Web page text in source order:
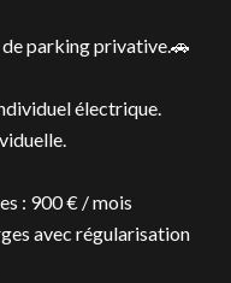
parking privative.🚗
électrique.
: 900 € / mois
avec régularisation